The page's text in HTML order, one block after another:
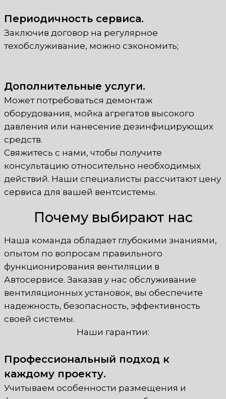
Периодичность сервиса.
Заключив договор на регулярное
техобслуживание, можно сэкономить;
Дополнительные услуги.
Может потребоваться демонтаж
оборудования, мойка агрегатов высокого
давления или нанесение дезинфицирующих
средств.
Свяжитесь с нами, чтобы получите
консультацию относительно необходимых
действий. Наши специалисты рассчитают цену
сервиса для вашей вентсистемы.
Почему выбирают нас
Наша команда обладает глубокими знаниями,
опытом по вопросам правильного
функционирования вентиляции в
Автосервисе. Заказав у нас обслуживание
вентиляционных установок, вы обеспечите
надежность, безопасность, эффективность
своей системы.
Наши гарантии:
Профессиональный подход к
каждому проекту.
Учитываем особенности размещения и